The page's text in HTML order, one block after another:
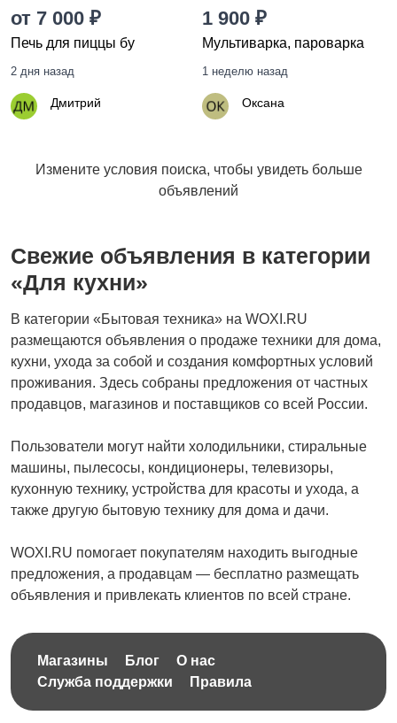
от 7 000 ₽
Печь для пиццы бу
2 дня назад
Дмитрий
1 900 ₽
Мультиварка, пароварка
1 неделю назад
Оксана
Измените условия поиска, чтобы увидеть больше
объявлений
Свежие объявления в категории
«Для кухни»
В категории «Бытовая техника» на WOXI.RU
размещаются объявления о продаже техники для дома,
кухни, ухода за собой и создания комфортных условий
проживания. Здесь собраны предложения от частных
продавцов, магазинов и поставщиков со всей России.
Пользователи могут найти холодильники, стиральные
машины, пылесосы, кондиционеры, телевизоры,
кухонную технику, устройства для красоты и ухода, а
также другую бытовую технику для дома и дачи.
WOXI.RU помогает покупателям находить выгодные
предложения, а продавцам — бесплатно размещать
объявления и привлекать клиентов по всей стране.
Магазины Блог
О нас
Служба поддержки
Правила